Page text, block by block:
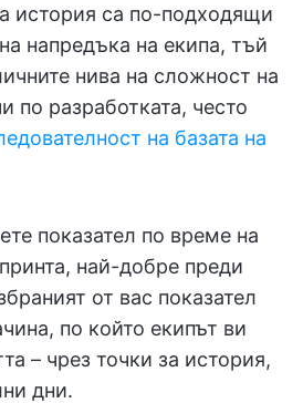
история са по-подходящи
напредъка на екипа, тъй
нива на сложност на
по разработката, често
на базата на
показател по време на
най-добре преди
от вас показател
по който екипът ви
– чрез точки за история,
дни.